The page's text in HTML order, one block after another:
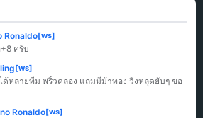
Ronaldo[ws]
ครับ
[ws]
ด้หลายทีม พริ้วคล่อง แถมมีม้าทอง วิ่งหลุดยับๆ ขอ
Ronaldo[ws]